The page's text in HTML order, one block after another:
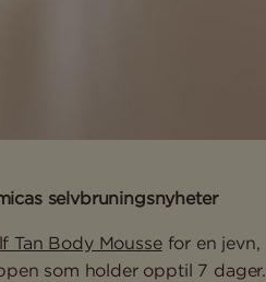
selvbruningsnyheter
Tan Body Moussefor en jevn,
som holder opptil 7 dager.